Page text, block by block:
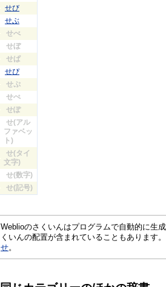
せび
せぶ
せべ
せぼ
せぱ
せぴ
せぷ
せぺ
せぽ
せ(アル
ファベッ
ト)
せ(タイ
文字)
せ(数字)
せ(記号)
Weblioのさくいんはプログラムで自動的に生
くいんの配置が含まれていることもあります
せ。